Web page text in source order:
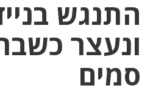
התנגש
ונעצר
סמים